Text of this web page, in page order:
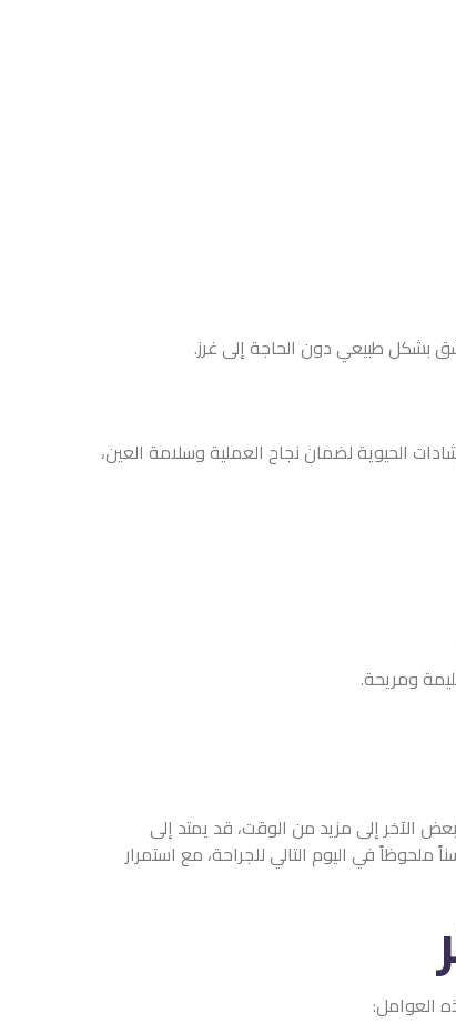
العملية وسلامة العين،
قد يمتد إلى
مع استمرار